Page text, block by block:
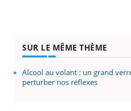
SUR LE MÊME THÈME
Alcool au volant : un grand
perturber nos réflexes